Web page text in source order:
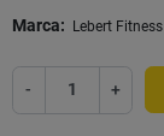
Marca: Lebert Fitness
- +